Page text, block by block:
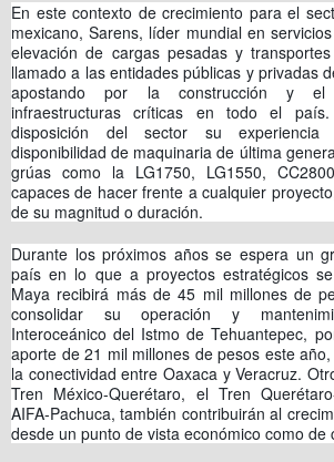
En este contexto de crecimiento para el
mexicano, Sarens, líder mundial en
elevación de cargas pesadas y
llamado a las entidades públicas y privadas
apostando por la construcción y el
infraestructuras críticas en todo el
disposición del sector su
disponibilidad de maquinaria de última
grúas como la LG1750, LG1550,
capaces de hacer frente a cualquier
de su magnitud o duración.
Durante los próximos años se espera un
país en lo que a proyectos estratégicos
Maya recibirá más de 45 mil millones de
consolidar su operación y
Interoceánico del Istmo de Tehuantepec,
aporte de 21 mil millones de pesos este
la conectividad entre Oaxaca y Veracruz.
Tren México-Querétaro, el Tren
AIFA-Pachuca, también contribuirán al
desde un punto de vista económico como de